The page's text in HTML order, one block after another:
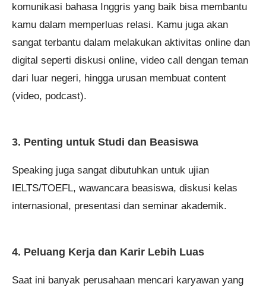
komunikasi bahasa Inggris yang baik bisa membantu
kamu dalam memperluas relasi. Kamu juga akan
sangat terbantu dalam melakukan aktivitas online dan
digital seperti diskusi online, video call dengan teman
dari luar negeri, hingga urusan membuat content
(video, podcast).
3. Penting untuk Studi dan Beasiswa
Speaking juga sangat dibutuhkan untuk ujian
IELTS/TOEFL, wawancara beasiswa, diskusi kelas
internasional, presentasi dan seminar akademik.
4. Peluang Kerja dan Karir Lebih Luas
Saat ini banyak perusahaan mencari karyawan yang